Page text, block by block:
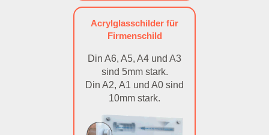
Acrylglasschilder für
Firmenschild
Din A6, A5, A4 und A3
sind 5mm stark.
Din A2, A1 und A0 sind
10mm stark.